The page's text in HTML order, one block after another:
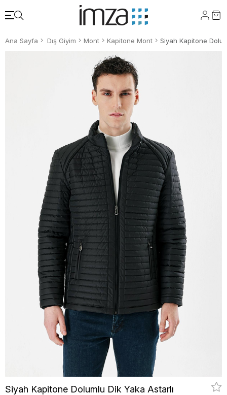
Ana Sayfa Dış Giyim Mont Kapitone Mont
Siyah Kapitone Dolumlu Dik Yaka Astarlı